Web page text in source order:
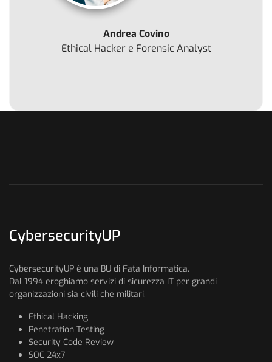
Andrea Covino
Ethical Hacker e Forensic Analyst
CybersecurityUP
CybersecurityUP è una BU di Fata Informatica.
Dal 1994 eroghiamo servizi di sicurezza IT per grandi
organizzazioni sia civili che militari.
Ethical Hacking
Penetration Testing
Security Code Review
SOC 24x7